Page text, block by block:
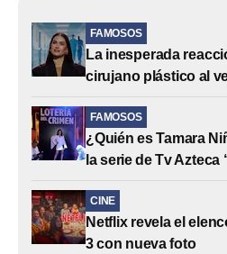
FAMOSOS
La inesperada
cirujano plástico al
FAMOSOS
¿Quién es Tamara
la serie de Tv
CINE
Netflix revela el
3 con nueva foto